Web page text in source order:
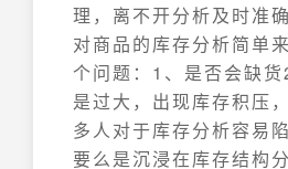
理，离不开分析及时准
对商品的库存分析简单
个问题：1、是否会缺
是过大，出现库存积压
多人对于库存分析容易
要么是沉浸在库存结构